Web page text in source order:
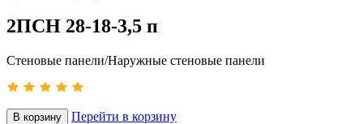
2ПСН 28-18-3,5 п
Стеновые панели/Наружные стеновые панели
В корзину Перейти в корзину